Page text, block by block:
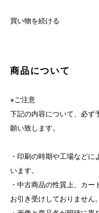
買い物を続ける
商品について
※ご注意
下記の内容について、必ず
願い致します。
・印刷の時期や工場など
います。
・中古商品の性質上、カ
お引き受けしておりません